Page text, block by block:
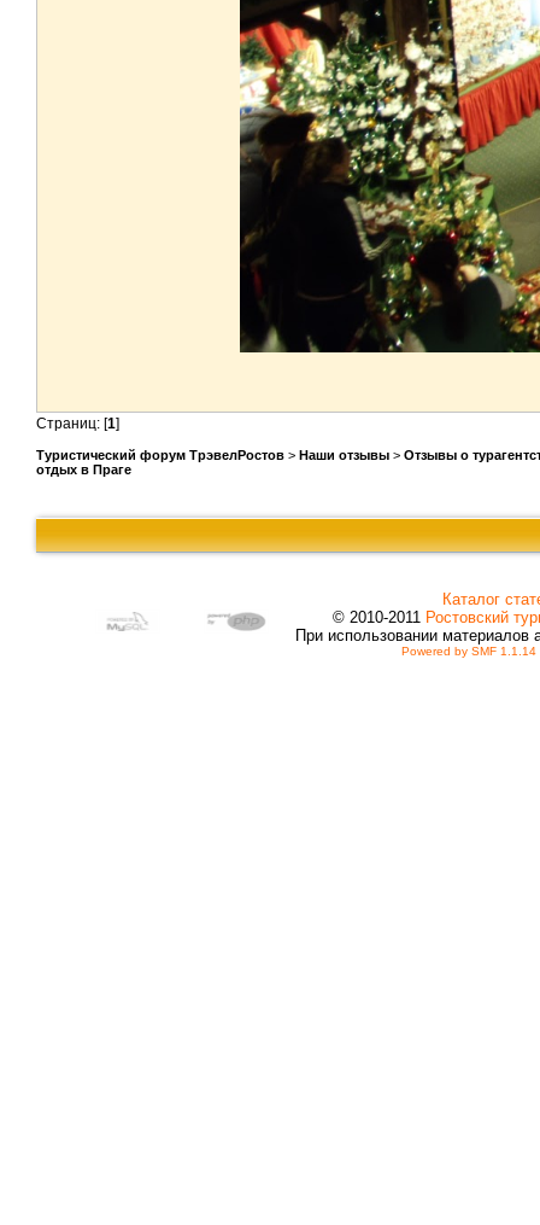
Страниц: [1]
Туристический форум ТрэвелРостов > Наши отзывы > Отзывы о
отдых в Праге
Каталог
© 2010-2011 Ростовский
При использовании материалов
Powered by SMF 1.1.14